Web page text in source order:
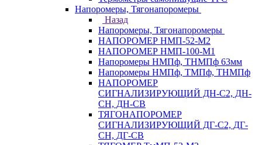
Напоромеры, Тягонапоромеры
Назад
Напоромеры, Тягонапоромеры
НАПОРОМЕР НМП-52-М2
НАПОРОМЕР НМП-100-М1
Напоромеры НМПф, ТНМПф 63мм
Напоромеры НМПф, ТМПф, ТНМПф
НАПОРОМЕР
СИГНАЛИЗИРУЮЩИЙ ДН-С2, ДН-
СН, ДН-СВ
ТЯГОНАПОРОМЕР
СИГНАЛИЗИРУЮЩИЙ ДГ-С2, ДГ-
СН, ДГ-СВ